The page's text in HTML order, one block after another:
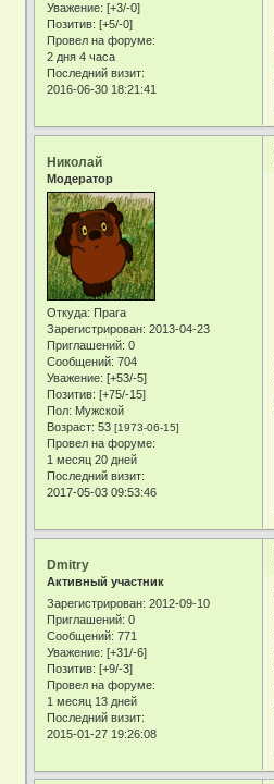
Уважение: [+3/-0]
Позитив: [+5/-0]
Провел на форуме:
2 дня 4 часа
Последний визит:
2016-06-30 18:21:41
Николай
Модератор
Откуда: Прага
Зарегистрирован: 2013-04-23
Приглашений: 0
Сообщений: 704
Уважение: [+53/-5]
Позитив: [+75/-15]
Пол: Мужской
Возраст: 53[1973-06-15]
Провел на форуме:
1 месяц 20 дней
Последний визит:
2017-05-03 09:53:46
Dmitry
Активный участник
Зарегистрирован: 2012-09-10
Приглашений: 0
Сообщений: 771
Уважение: [+31/-6]
Позитив: [+9/-3]
Провел на форуме:
1 месяц 13 дней
Последний визит:
2015-01-27 19:26:08